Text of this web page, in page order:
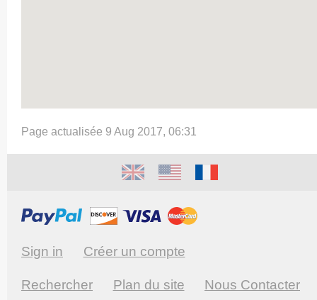
Page actualisée 9 Aug 2017, 06:31
Sign in Créer un compte
Rechercher Plan du site
Nous Contacter